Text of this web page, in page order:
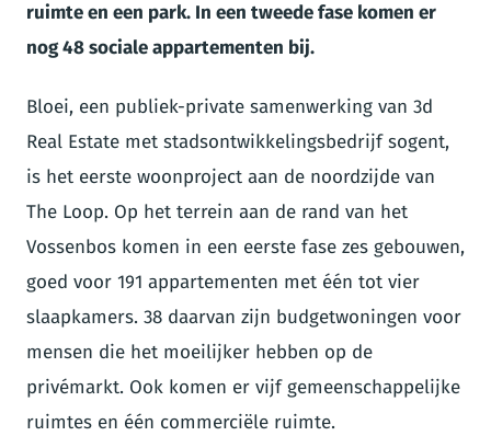
ruimte en een park. In een tweede fase komen er
nog 48 sociale appartementen bij.
Bloei, een publiek-private samenwerking van 3d
Real Estate met stadsontwikkelingsbedrijf sogent,
is het eerste woonproject aan de noordzijde van
The Loop. Op het terrein aan de rand van het
Vossenbos komen in een eerste fase zes gebouwen,
goed voor 191 appartementen met één tot vier
slaapkamers. 38 daarvan zijn budgetwoningen voor
mensen die het moeilijker hebben op de
privémarkt. Ook komen er vijf gemeenschappelijke
ruimtes en één commerciële ruimte.